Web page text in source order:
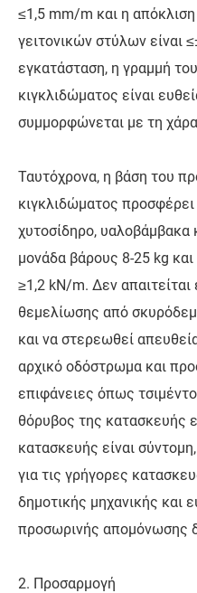
≤1,5 ​​mm/m και η
γειτονικών στύλων είναι
εγκατάσταση, η γραμμή
κιγκλιδώματος είναι
συμμορφώνεται με τη
Ταυτόχρονα, η βάση του
κιγκλιδώματος προσφέρει
χυτοσίδηρο, υαλοβάμβακα
μονάδα βάρους 8-25 kg
≥1,2 kN/m. Δεν
θεμελίωσης από
και να στερεωθεί
αρχικό οδόστρωμα και
επιφάνειες όπως
θόρυβος της κατασκευής
κατασκευής είναι
για τις γρήγορες
δημοτικής μηχανικής και
προσωρινής απομόνωσης
2. Προσαρμογή